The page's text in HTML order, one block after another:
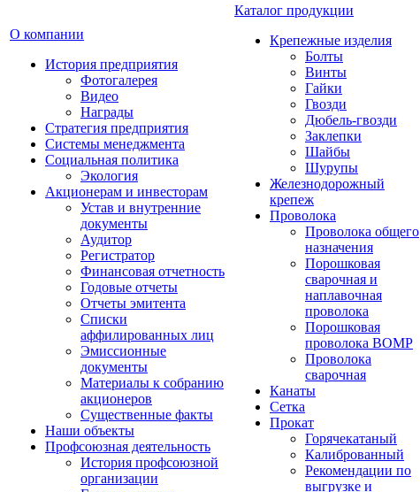
О компании
История предприятия
Фотогалерея
Видео
Награды
Стратегия предприятия
Системы менеджмента
Социальная политика
Экология
Акционерам и инвесторам
Устав и внутренние
документы
Аудитор
Регистратор
Финансовая отчетность
Годовые отчеты
Отчеты эмитента
Списки
аффилированных лиц
Эмиссионные
документы
Материалы к собранию
акционеров
Существенные факты
Наши объекты
Профсоюзная деятельность
История профсоюзной
организации
Каталог продукции
Крепежные изделия
Болты
Винты
Гайки
Гвозди
Дюбель-гвозди
Заклепки
Шайбы
Шурупы
Железнодорожный
крепеж
Проволока
Проволока общего
назначения
Порошковая
сварочная и
наплавочная
проволока
Порошковая
проволока ВОМР
Проволока
сварочная
Канаты
Сетка
Прокат
Горячекатаный
Калиброванный
Рекомендации по
выгрузке и